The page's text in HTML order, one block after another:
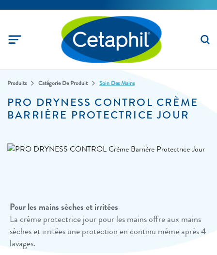
Produits Catégorie De Produit Soin Des Mains
PRO DRYNESS CONTROL CRÈME
BARRIÈRE PROTECTRICE JOUR
Pour les mains sèches et irritées
La crème protectrice jour pour les mains offre aux mains
sèches et irritées une protection en continu même après 4
lavages.